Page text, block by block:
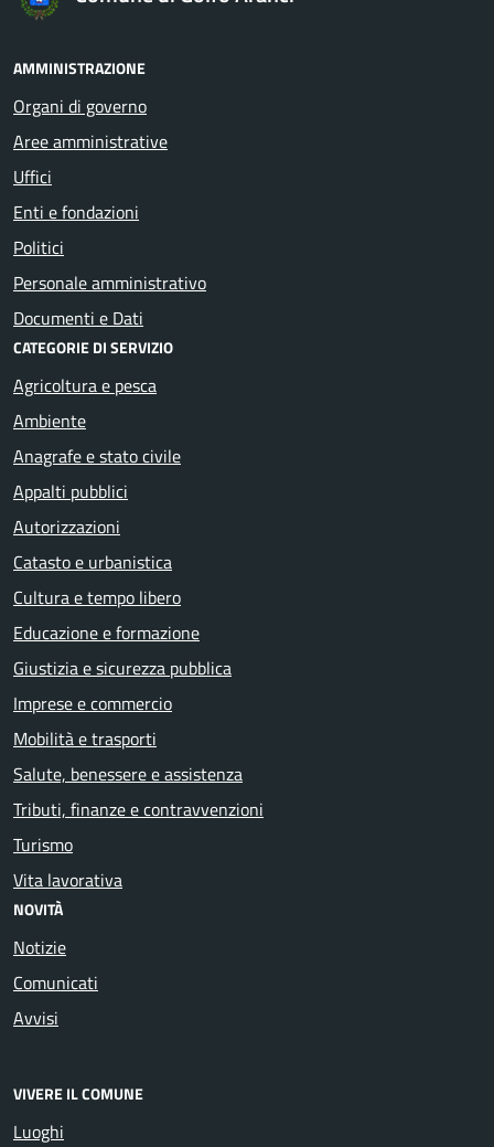
AMMINISTRAZIONE
Organi di governo
Aree amministrative
Uffici
Enti e fondazioni
Politici
Personale amministrativo
Documenti e Dati
CATEGORIE DI SERVIZIO
Agricoltura e pesca
Ambiente
Anagrafe e stato civile
Appalti pubblici
Autorizzazioni
Catasto e urbanistica
Cultura e tempo libero
Educazione e formazione
Giustizia e sicurezza pubblica
Imprese e commercio
Mobilità e trasporti
Salute, benessere e assistenza
Tributi, finanze e contravvenzioni
Turismo
Vita lavorativa
NOVITÀ
Notizie
Comunicati
Avvisi
VIVERE IL COMUNE
Luoghi